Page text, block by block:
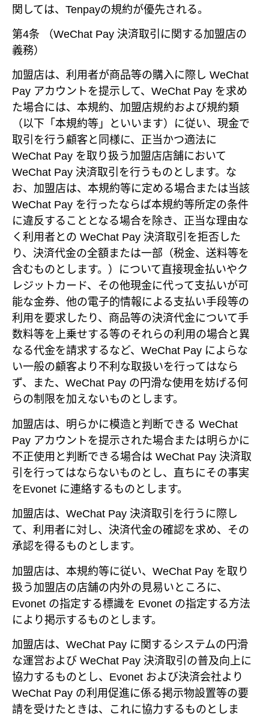
関しては、Tenpayの規約が優先される。
第4条 （WeChat Pay 決済取引に関する加盟店の
義務）
加盟店は、利用者が商品等の購入に際し WeChat
Pay アカウントを提示して、WeChat Pay を求め
た場合には、本規約、加盟店規約および規約類
（以下「本規約等」といいます）に従い、現金で
取引を行う顧客と同様に、正当かつ適法に
WeChat Pay を取り扱う加盟店店舗において
WeChat Pay 決済取引を行うものとします。な
お、加盟店は、本規約等に定める場合または当該
WeChat Pay を行ったならば本規約等所定の条件
に違反することとなる場合を除き、正当な理由な
く利用者との WeChat Pay 決済取引を拒否した
り、決済代金の全額または一部（税金、送料等を
含むものとします。）について直接現金払いやク
レジットカード、その他現金に代って支払いが可
能な金券、他の電子的情報による支払い手段等の
利用を要求したり、商品等の決済代金について手
数料等を上乗せする等のそれらの利用の場合と異
なる代金を請求するなど、WeChat Pay によらな
い一般の顧客より不利な取扱いを行ってはなら
ず、また、WeChat Pay の円滑な使用を妨げる何
らの制限を加えないものとします。
加盟店は、明らかに模造と判断できる WeChat
Pay アカウントを提示された場合または明らかに
不正使用と判断できる場合は WeChat Pay 決済取
引を行ってはならないものとし、直ちにその事実
をEvonet に連絡するものとします。
加盟店は、WeChat Pay 決済取引を行うに際し
て、利用者に対し、決済代金の確認を求め、その
承認を得るものとします。
加盟店は、本規約等に従い、WeChat Pay を取り
扱う加盟店の店舗の内外の見易いところに、
Evonet の指定する標識を Evonet の指定する方法
により掲示するものとします。
加盟店は、WeChat Pay に関するシステムの円滑
な運営および WeChat Pay 決済取引の普及向上に
協力するものとし、Evonet および決済会社より
WeChat Pay の利用促進に係る掲示物設置等の要
請を受けたときは、これに協力するものとしま